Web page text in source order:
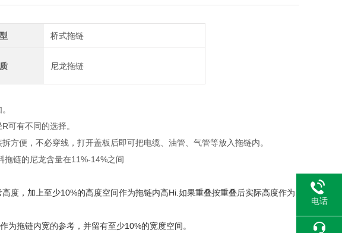
桥式拖链
尼龙拖链
如。
径R可有不同的选择。
拆方便，不必穿线，打开盖板后即可把电缆、油管、气管等放入拖链内。
拖链的尼龙含量在11%-14%之间
度，加上至少10%的高度空间作为拖链内高Hi.如果重叠按重叠后实际高度作为
为拖链内宽的参考，并留有至少10%的宽度空间。
电话